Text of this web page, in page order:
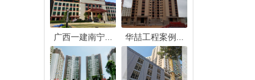
广西一建南宁... 华喆工程案例...